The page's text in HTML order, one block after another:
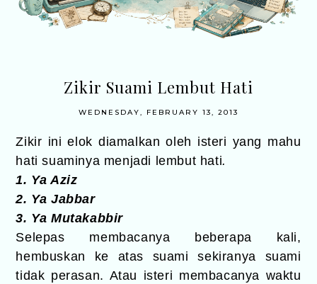
Zikir Suami Lembut Hati
WEDNESDAY, FEBRUARY 13, 2013
Zikir ini elok diamalkan oleh isteri yang mahu
hati suaminya menjadi lembut hati.
1. Ya Aziz
2. Ya Jabbar
3. Ya Mutakabbir
Selepas membacanya beberapa kali,
hembuskan ke atas suami sekiranya suami
tidak perasan. Atau isteri membacanya waktu